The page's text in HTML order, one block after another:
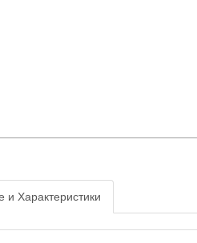
и Характеристики